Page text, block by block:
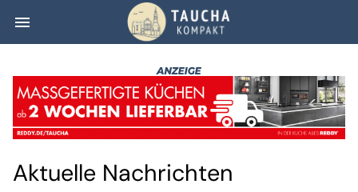
menu Taucha kompakt
Aktuelle Nachrichten